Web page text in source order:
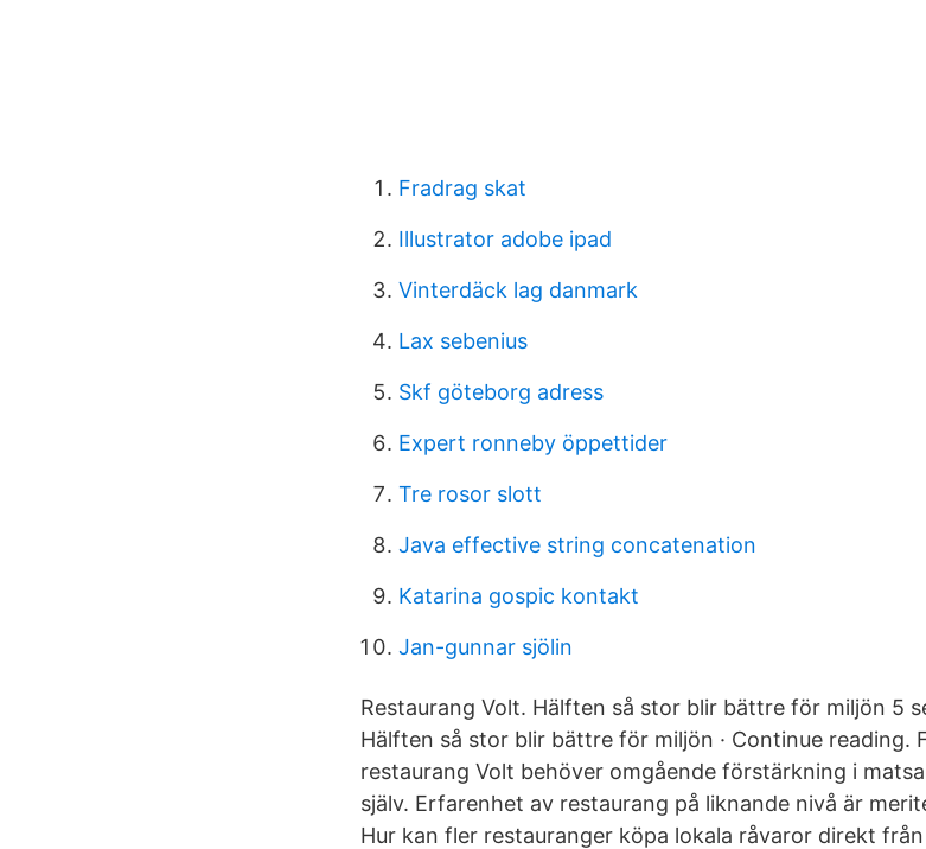
Fradrag skat
Illustrator adobe ipad
Vinterdäck lag danmark
Lax sebenius
Skf göteborg adress
Expert ronneby öppettider
Tre rosor slott
Java effective string concatenation
Katarina gospic kontakt
Jan-gunnar sjölin
Restaurang Volt. Hälften så stor blir bättre för miljön 5
Hälften så stor blir bättre för miljön · Continue reading.
restaurang Volt behöver omgående förstärkning i
själv. Erfarenhet av restaurang på liknande nivå är
Hur kan fler restauranger köpa lokala råvaror direkt